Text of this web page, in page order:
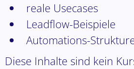
reale Usecases
Leadflow-Beispiele
Automations-
Diese Inhalte sind kein